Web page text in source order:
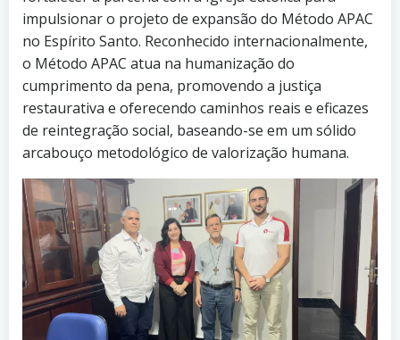
impulsionar o projeto de expansão do Método APAC
no Espírito Santo. Reconhecido internacionalmente,
o Método APAC atua na humanização do
cumprimento da pena, promovendo a justiça
restaurativa e oferecendo caminhos reais e eficazes
de reintegração social, baseando-se em um sólido
arcabouço metodológico de valorização humana.